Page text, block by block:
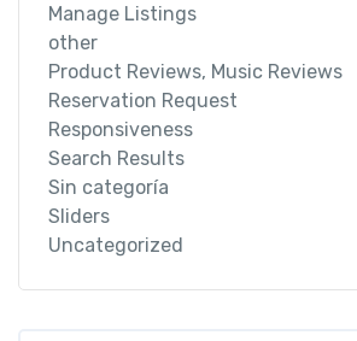
Manage Listings
other
Product Reviews, Music Reviews
Reservation Request
Responsiveness
Search Results
Sin categoría
Sliders
Uncategorized